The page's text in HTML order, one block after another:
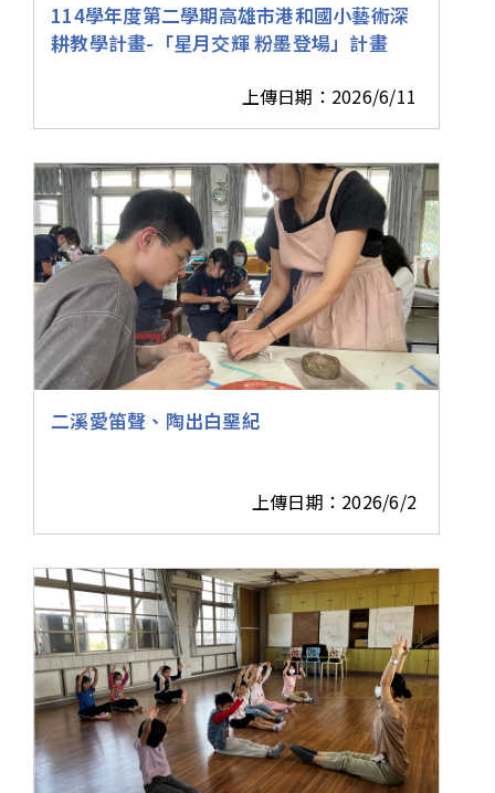
114學年度第二學期高雄市港和國小藝術深
耕教學計畫-「星月交輝 粉墨登場」計畫
上傳日期：2026/6/11
二溪愛笛聲、陶出白堊紀
上傳日期：2026/6/2